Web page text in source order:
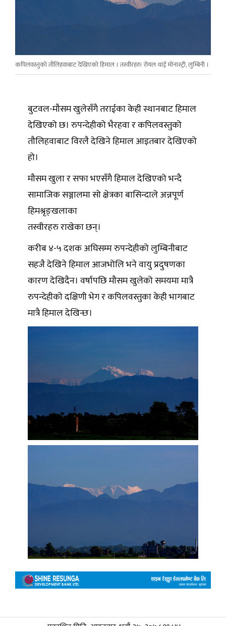
कपिलवस्तुको तौलिहवाबाट देखिएको हिमाल । तस्वीरहरु: रोयल थाई मोनास्ट्री, लुम्बिनी ।
बुटवल-मौसम खुलेसँगै तराईका केही स्थानबाट हिमाल
देखिएको छ। रुपन्देहीको भैरहवा र कपिलवस्तुको
तौलिहवाबाट विरलै देखिने हिमाल आइतबार देखिएको
हो।
मौसम खुला र सफा भएसँगै हिमाल देखिएको भन्दै
सामाजिक सञ्जालमा सो क्षेत्रका बासिन्दाले अन्नपूर्ण
हिमश्रृङ्खलाका
तस्वीरहरु राखेका छन्।
करीब ४-५ दशक अघिसम्म रुपन्देहीको लुम्बिनीबाट
सहजै देखिने हिमाल आजभोलि भने वायु प्रदुषणका
कारण देखिदैन। वर्षापछि मौसम खुलेको समयमा मात्रै
रुपन्देहीको दक्षिणी भेग र कपिलवस्तुका केही भागबाट
मात्रै हिमाल देखिन्छ।